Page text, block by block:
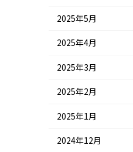
2025年5月
2025年4月
2025年3月
2025年2月
2025年1月
2024年12月